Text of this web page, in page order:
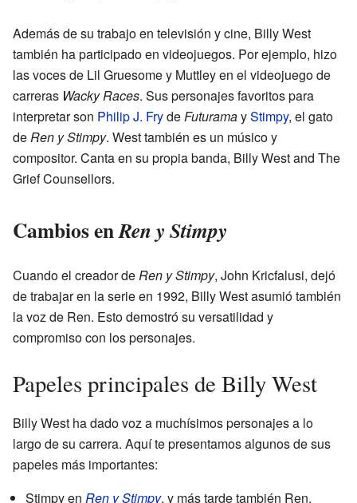
Además de su trabajo en televisión y cine, Billy West
también ha participado en videojuegos. Por ejemplo, hizo
las voces de Lil Gruesome y Muttley en el videojuego de
carreras Wacky Races. Sus personajes favoritos para
interpretar son Philip J. FrydeFuturamayStimpy, el gato
deRen y Stimpy. West también es un músico y
compositor. Canta en su propia banda, Billy West and The
Grief Counsellors.
Cambios enRen y Stimpy
Cuando el creador deRen y Stimpy, John Kricfalusi, dejó
de trabajar en la serie en 1992, Billy West asumió también
la voz de Ren. Esto demostró su versatilidad y
compromiso con los personajes.
Papeles principales de Billy West
Billy West ha dado voz a muchísimos personajes a lo
largo de su carrera. Aquí te presentamos algunos de sus
papeles más importantes:
Stimpy en Ren y Stimpy, y más tarde también Ren.